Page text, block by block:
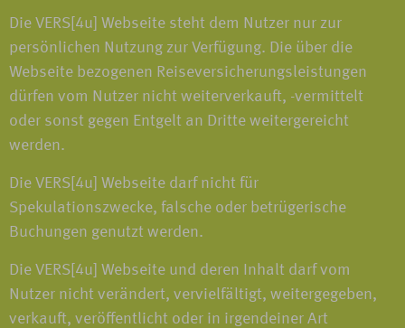
Die VERS[4u] Webseite steht dem Nutzer nur zur
persönlichen Nutzung zur Verfügung. Die über die
Webseite bezogenen Reiseversicherungsleistungen
dürfen vom Nutzer nicht weiterverkauft, -vermittelt
oder sonst gegen Entgelt an Dritte weitergereicht
werden.
Die VERS[4u] Webseite darf nicht für
Spekulationszwecke, falsche oder betrügerische
Buchungen genutzt werden.
Die VERS[4u] Webseite und deren Inhalt darf vom
Nutzer nicht verändert, vervielfältigt, weitergegeben,
verkauft, veröffentlicht oder in irgendeiner Art